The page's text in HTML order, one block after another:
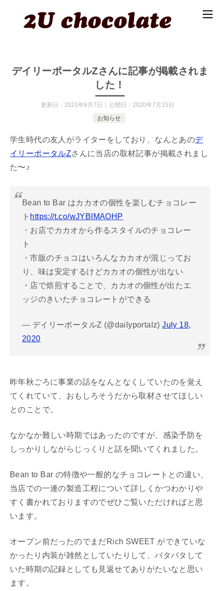
デイリーポータルZさんに記事が掲載されま
した！
更新日： 2021年6月7日 公開日： 2020年7月15日
お知らせ
学生時代の友人がライターをしており、なんとあのデ
イリーポータルZさんに当店の取材記事が掲載されまし
た〜♪
Bean to Bar はカカオの個性を楽しむチョコレー
ト https://t.co/wJYBIMAOHP
・お店でカカオから作るスタイルのチョコレー
ト
・市販のチョコはいろんなカカオが混じってお
り、味は安定するけどカカオの個性が出ない
・店で焙煎することで、カカオの個性が出たエ
ッジのきいたチョコレートができる
— デイリーポータルZ (@dailyportalz)July 18,
2020
昨年秋ごろに事業の話をなんとなくしていたのを覚え
てくれていて、おもしろそうだから取材させてほしい
とのことで。
なかなか難しい時期ではあったのですが、感染予防を
しっかりしながらじっくりと話を聞いてくれました。
Bean to Bar の特徴や一般的なチョコレートとの違い、
当店での一連の製造工程について詳しくかつわかりや
すく書かれておりますのでぜひご覧いただければと思
います。
オープン前だったのでまだRich SWEET ができていな
かったり内装が雑然としていたりして、バタバタして
いた時期の記録としても見返せてありがたいなと思い
ます。